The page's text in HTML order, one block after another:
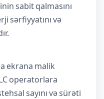
sabit qalmasını
sərfiyyatını və
ekrana malik
operatorlara
sayını və sürəti